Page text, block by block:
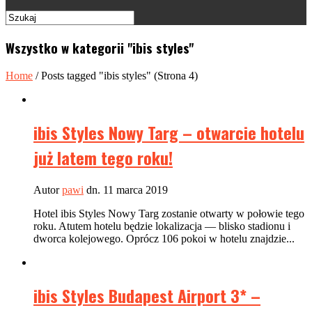
Wszystko w kategorii "ibis styles"
Home /Posts tagged "ibis styles" (Strona 4)
ibis Styles Nowy Targ – otwarcie hotelu
już latem tego roku!
Autorpawi dn. 11 marca 2019
Hotel ibis Styles Nowy Targ zostanie otwarty w połowie tego
roku. Atutem hotelu będzie lokalizacja — blisko stadionu i
dworca kolejowego. Oprócz 106 pokoi w hotelu znajdzie...
ibis Styles Budapest Airport 3* –